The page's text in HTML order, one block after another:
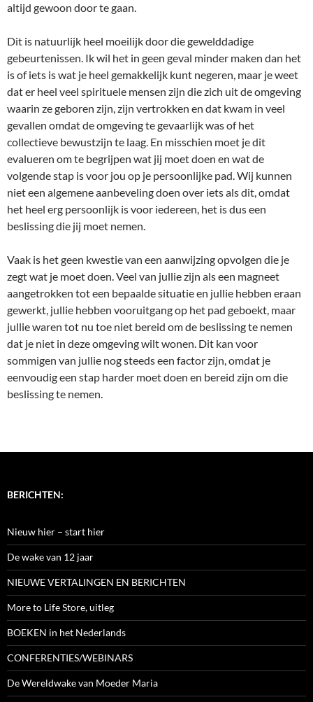
altijd gewoon door te gaan.
Dit is natuurlijk heel moeilijk door die gewelddadige
gebeurtenissen. Ik wil het in geen geval minder maken dan het
is of iets is wat je heel gemakkelijk kunt negeren, maar je weet
dat er heel veel spirituele mensen zijn die zich uit de omgeving
waarin ze geboren zijn, zijn vertrokken en dat kwam in veel
gevallen omdat de omgeving te gevaarlijk was of het
collectieve bewustzijn te laag. En misschien moet je dit
evalueren om te begrijpen wat jij moet doen en wat de
volgende stap is voor jou op je persoonlijke pad. Wij kunnen
niet een algemene aanbeveling doen over iets als dit, omdat
het heel erg persoonlijk is voor iedereen, het is dus een
beslissing die jij moet nemen.
Vaak is het geen kwestie van een aanwijzing opvolgen die je
zegt wat je moet doen. Veel van jullie zijn als een magneet
aangetrokken tot een bepaalde situatie en jullie hebben eraan
gewerkt, jullie hebben vooruitgang op het pad geboekt, maar
jullie waren tot nu toe niet bereid om de beslissing te nemen
dat je niet in deze omgeving wilt wonen. Dit kan voor
sommigen van jullie nog steeds een factor zijn, omdat je
eenvoudig een stap harder moet doen en bereid zijn om die
beslissing te nemen.
BERICHTEN:
Nieuw hier – start hier
De wake van 12 jaar
NIEUWE VERTALINGEN EN BERICHTEN
More to Life Store, uitleg
BOEKEN in het Nederlands
CONFERENTIES/WEBINARS
De Wereldwake van Moeder Maria